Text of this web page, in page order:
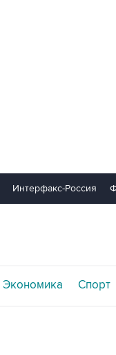
Интерфакс-Россия
Экономика Спорт